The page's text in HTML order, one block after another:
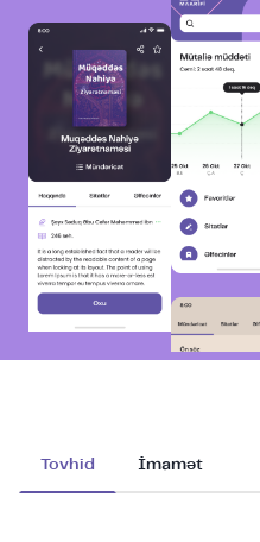
Tovhid İmamət